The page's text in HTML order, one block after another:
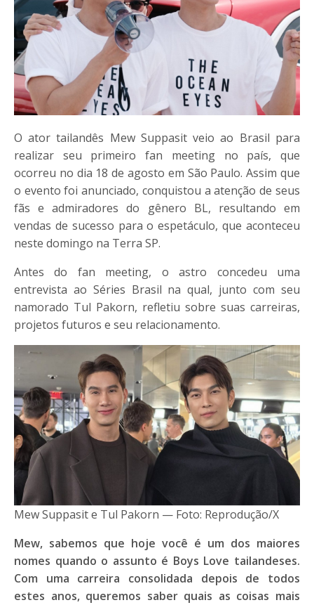
O ator tailandês Mew Suppasit veio ao Brasil para
realizar seu primeiro fan meeting no país, que
ocorreu no dia 18 de agosto em São Paulo. Assim que
o evento foi anunciado, conquistou a atenção de seus
fãs e admiradores do gênero BL, resultando em
vendas de sucesso para o espetáculo, que aconteceu
neste domingo na Terra SP.
Antes do fan meeting, o astro concedeu uma
entrevista ao Séries Brasil na qual, junto com seu
namorado Tul Pakorn, refletiu sobre suas carreiras,
projetos futuros e seu relacionamento.
Mew Suppasit e Tul Pakorn — Foto: Reprodução/X
Mew, sabemos que hoje você é um dos maiores
nomes quando o assunto é Boys Love tailandeses.
Com uma carreira consolidada depois de todos
estes anos, queremos saber quais as coisas mais